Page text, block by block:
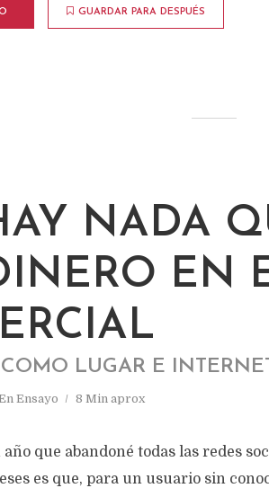
GUARDAR PARA DESPUÉS
NADA
EN
LUGAR E
Ensayo 8 Min aprox
año que abandoné todas las redes
es que, para un usuario sin